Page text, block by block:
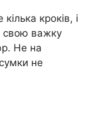
кроків, і
свою важку
Не на
не